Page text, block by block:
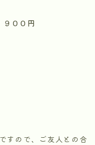
９００円
すので、ご友人との合